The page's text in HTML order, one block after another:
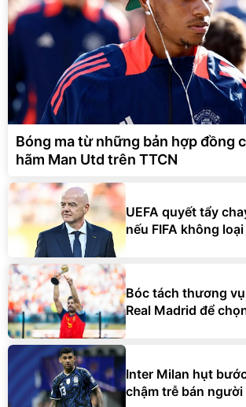
Bóng ma từ những bản hợp đồng
hãm Man Utd trên TTCN
UEFA quyết tẩy
nếu FIFA không
Bóc tách thương
Real Madrid để
Inter Milan hụt
chậm trễ bán người